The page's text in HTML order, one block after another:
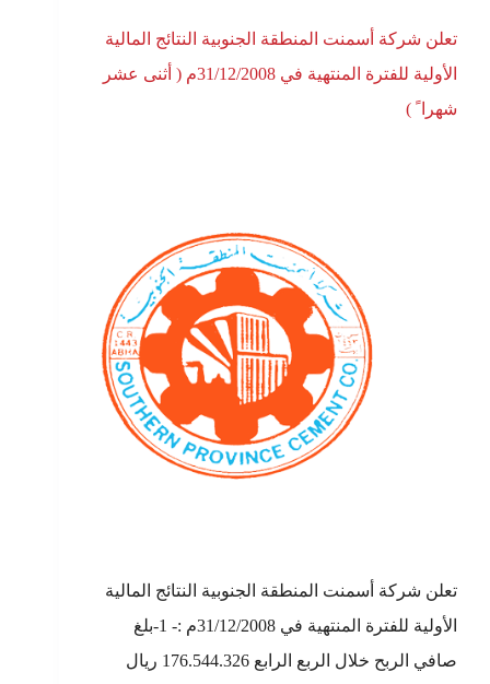
تعلن شركة أسمنت المنطقة الجنوبية النتائج المالية
الأولية للفترة المنتهية في 31/12/2008م ( أثنى عشر
شهرا ً )
تعلن شركة أسمنت المنطقة الجنوبية النتائج المالية
الأولية للفترة المنتهية في 31/12/2008م :- 1-بلغ
صافي الربح خلال الربع الرابع 176.544.326 ريال